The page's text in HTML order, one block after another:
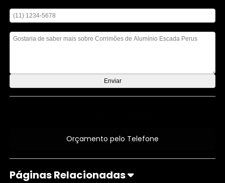
Orçamento pelo Telefone
Páginas Relacionadas